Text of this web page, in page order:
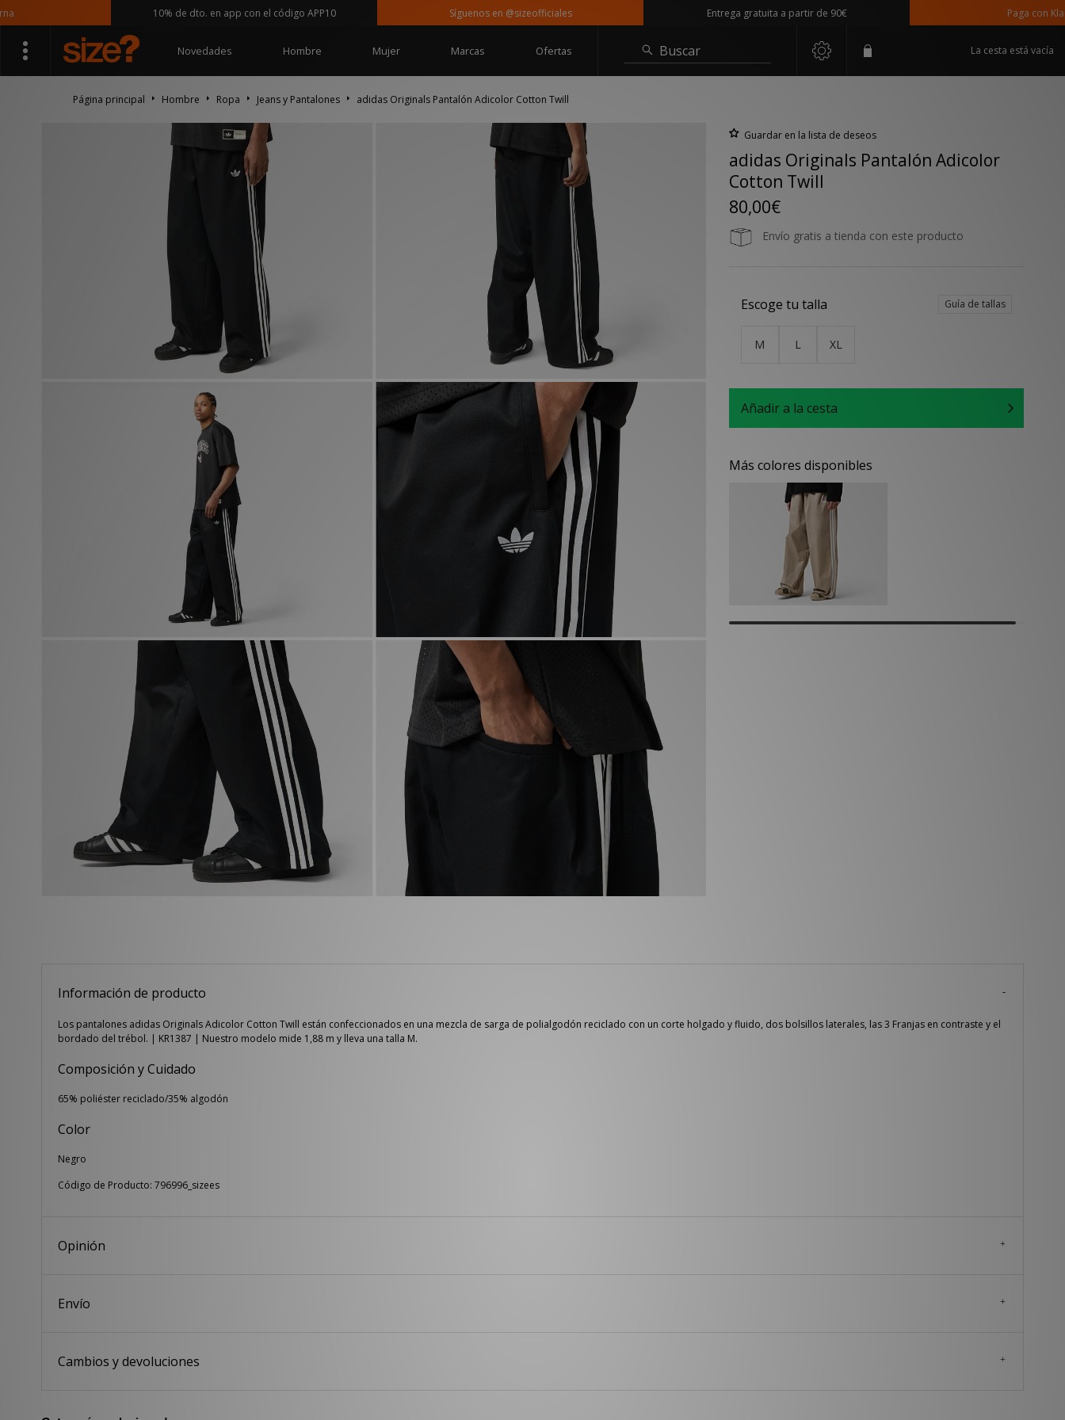
10% de dto. en app con el código APP10 Síguenos en @sizeofficiales Entrega gratuita a partir de 90€ Paga con Klarna
Novedades Hombre Mujer Marcas Ofertas Buscar La cesta está vacía
Página principal Hombre Ropa Jeans y Pantalones adidas Originals Pantalón Adicolor Cotton Twill
Guardar en la lista de deseos
adidas Originals Pantalón Adicolor
Cotton Twill
80,00€
Envío gratis a tienda con este producto
Escoge tu talla Guía de tallas
M L XL
Añadir a la cesta
Más colores disponibles
Información de producto
Los pantalones adidas Originals Adicolor Cotton Twill están confeccionados en una mezcla de sarga de polialgodón reciclado con un corte holgado y fluido, dos bolsillos laterales, las 3 Franjas en contraste y el
bordado del trébol. | KR1387 | Nuestro modelo mide 1,88 m y lleva una talla M.
Composición y Cuidado
65% poliéster reciclado/35% algodón
Color
Negro
Código de Producto: 796996_sizees
Opinión
Envío
Cambios y devoluciones